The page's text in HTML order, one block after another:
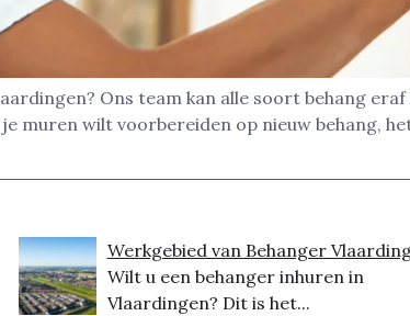
Ons team kan alle soort behang
muren wilt voorbereiden op nieuw behang,
Werkgebied van Behanger
Wilt u een behanger inhuren in
Vlaardingen? Dit is het...